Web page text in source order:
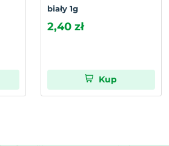
biały 1g
2,40 zł
Kup